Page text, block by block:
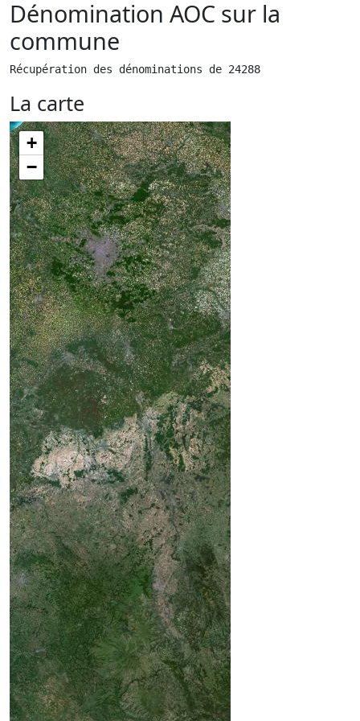
Dénomination AOC sur la
commune
Récupération des dénominations de 24288
La carte
+
−